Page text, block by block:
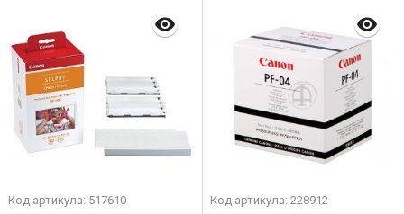
Код артикула: 517610 Код артикула: 228912